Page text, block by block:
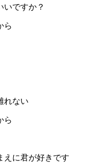
いですか？
ら
れない
ら
えに君が好きです